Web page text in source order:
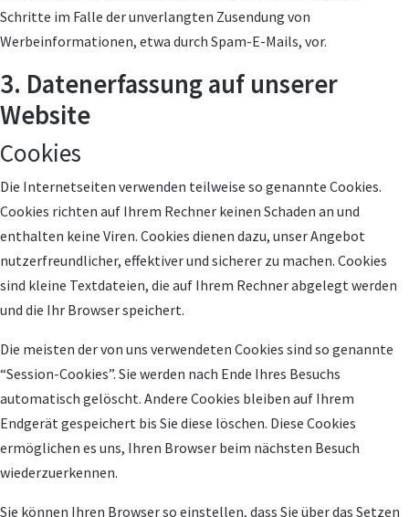
Schritte im Falle der unverlangten Zusendung von
Werbeinformationen, etwa durch Spam-E-Mails, vor.
3. Datenerfassung auf unserer
Website
Cookies
Die Internetseiten verwenden teilweise so genannte Cookies.
Cookies richten auf Ihrem Rechner keinen Schaden an und
enthalten keine Viren. Cookies dienen dazu, unser Angebot
nutzerfreundlicher, effektiver und sicherer zu machen. Cookies
sind kleine Textdateien, die auf Ihrem Rechner abgelegt werden
und die Ihr Browser speichert.
Die meisten der von uns verwendeten Cookies sind so genannte
“Session-Cookies”. Sie werden nach Ende Ihres Besuchs
automatisch gelöscht. Andere Cookies bleiben auf Ihrem
Endgerät gespeichert bis Sie diese löschen. Diese Cookies
ermöglichen es uns, Ihren Browser beim nächsten Besuch
wiederzuerkennen.
Sie können Ihren Browser so einstellen, dass Sie über das Setzen